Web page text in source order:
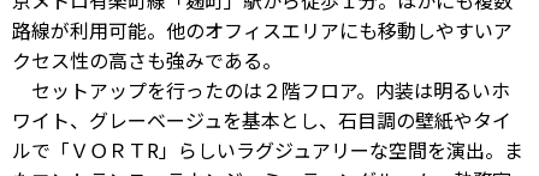
路線が利用可能。他のオフィスエリアにも移動しやすいア
クセス性の高さも強みである。
セットアップを行ったのは２階フロア。内装は明るいホ
ワイト、グレーベージュを基本とし、石目調の壁紙やタイ
ルで「ＶＯＲＴR」らしいラグジュアリーな空間を演出。ま